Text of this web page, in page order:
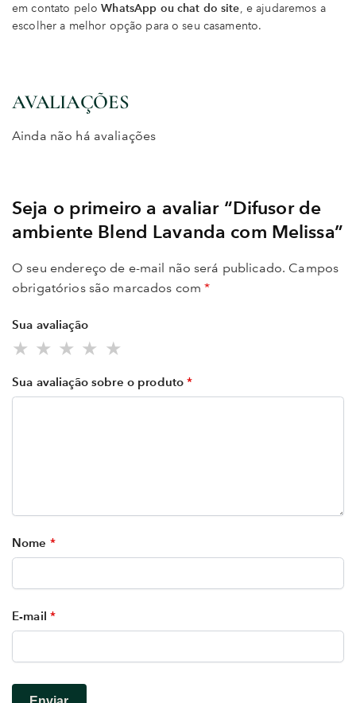
em contato peloWhatsApp ou chat do site, e ajudaremos a
escolher a melhor opção para o seu casamento.
AVALIAÇÕES
Ainda não há avaliações
Seja o primeiro a avaliar “Difusor de
ambiente Blend Lavanda com Melissa”
O seu endereço de e-mail não será publicado. Campos
obrigatórios são marcados com*
Sua avaliação
Sua avaliação sobre o produto*
Nome *
E-mail *